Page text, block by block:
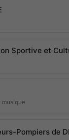
Sportive et
musique
Pompiers de